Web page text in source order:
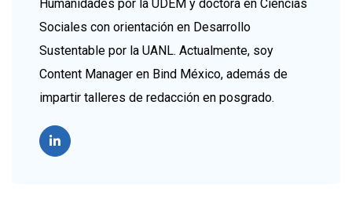
Humanidades por la UDEM y doctora en Ciencias
Sociales con orientación en Desarrollo
Sustentable por la UANL. Actualmente, soy
Content Manager en Bind México, además de
impartir talleres de redacción en posgrado.